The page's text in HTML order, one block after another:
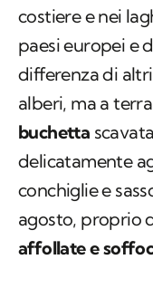
costiere e nei
paesi europei e
differenza di
alberi, ma a
buchetta
delicatamente
conchiglie e
agosto, proprio
affollate e